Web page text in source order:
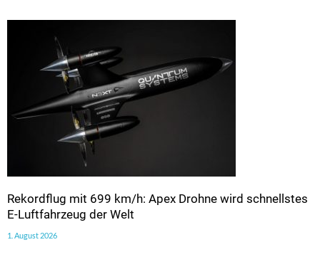
Rekordflug mit 699 km/h: Apex Drohne wird schnellstes
E-Luftfahrzeug der Welt
1. August 2026